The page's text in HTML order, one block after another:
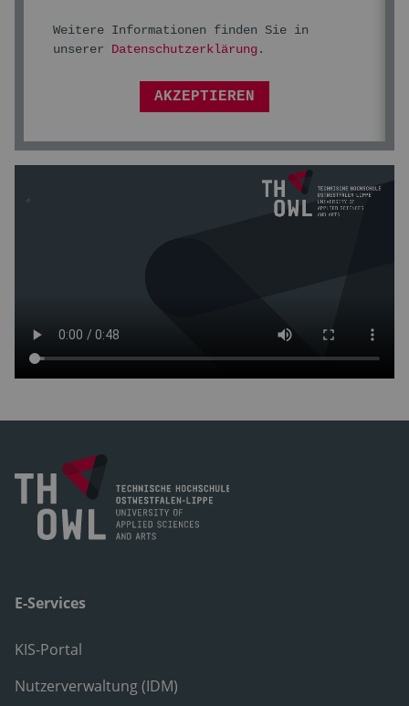
Weitere Informationen finden Sie in
unserer Datenschutzerklärung.
AKZEPTIEREN
E-Services
KIS-Portal
Nutzerverwaltung (IDM)